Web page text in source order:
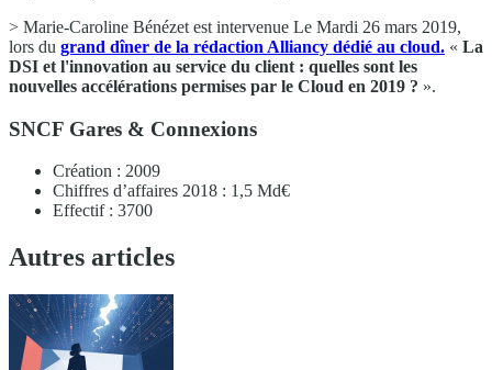
> Marie-Caroline Bénézet est intervenue Le Mardi 26 mars 2019,
lors du grand dîner de la rédaction Alliancy dédié au cloud. « La
DSI et l'innovation au service du client : quelles sont les
nouvelles accélérations permises par le Cloud en 2019 ? ».
SNCF Gares & Connexions
Création : 2009
Chiffres d’affaires 2018 : 1,5 Md€
Effectif : 3700
Autres articles